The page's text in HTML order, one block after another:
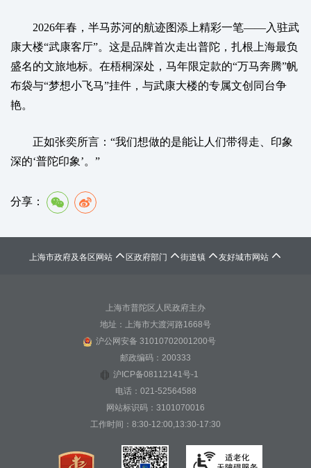
2026年春，半马苏河的航迹图添上精彩一笔——入驻武
康大楼“武康客厅”。这是品牌首次走出普陀，扎根上海最负
盛名的文旅地标。在梧桐深处，马年限定款的“万马奔腾”帆
布袋与“梦想小飞马”挂件，与武康大楼的专属文创同台争
艳。
正如张奕所言：“我们想做的是能让人们带得走、印象
深的‘普陀印象’。”
分享：
上海市政府及各区网站  区政府部门 街道镇 友好城市网站 
上海市普陀区人民政府主办
地址：上海市大渡河路1668号
沪公网安备 31010702001200号
邮政编码：200333
沪ICP备08112141号-1
电话：021-52564588
网站标识码：3101070016
工作时间：8:30-12:00,13:30-17:30